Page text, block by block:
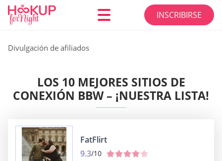
INSCRIBIRSE
Divulgación de afiliados
LOS 10 MEJORES SITIOS DE
CONEXIÓN BBW – ¡NUESTRA LISTA!
FatFlirt
9.3/10